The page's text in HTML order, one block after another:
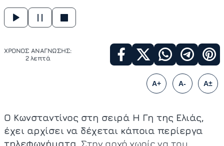
ΧΡΟΝΟΣ ΑΝΑΓΝΩΣΗΣ:
2 λεπτά
A+ A- A±
Ο Κωνσταντίνος στη σειρά Η Γη της Ελιάς,
έχει αρχίσει να δέχεται κάποια περίεργα
τηλεφωνήματα. Στην αρχή χωρίς να του